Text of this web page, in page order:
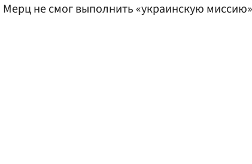
Мерц не смог выполнить «украинскую миссию»